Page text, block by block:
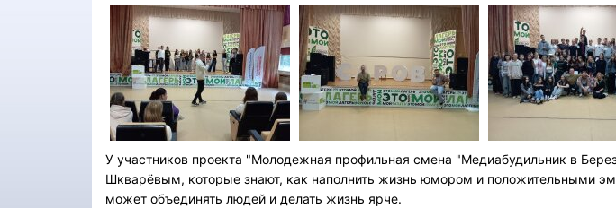
У участников проекта "Молодежная профильная смена "Медиабудильник в
Шкварёвым, которые знают, как наполнить жизнь юмором и положительными
может объединять людей и делать жизнь ярче.